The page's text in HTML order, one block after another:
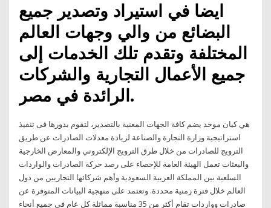
ايضا في استيراد وتصدير جميع
البضائع من والي وجهات العالم
المختلفة وتقدم تلك الخدمات إلى
جميع الأعمال التجارية والشركات
الرائدة في مصر.
هي كيان موحد يضم كافة الجهات المعنية بالتصدير، لتقوم بدورها فى تنفيذ
استراتيجية وزارة التجارة والصناعة لزيادة معدلات الصادرات عن طريق
الترويج للصادرات من خلال طرق الترويج الإلكتروني والمعارض الخارجية
والبعثات تعمل الهيئة العامة للإحصاء على رصد حركة الصادرات والواردات
السلعية بين المملكة العربية السعودية وأهم شركائها التجاريين من دول
العالم خلال فترة زمنية محددة. وتعتمد على منهجية البيانات المتوفرة عن
صادرات وواردات تقام أكثر من 35 مناسبة مماثلة كل عام في جميع أنحاء